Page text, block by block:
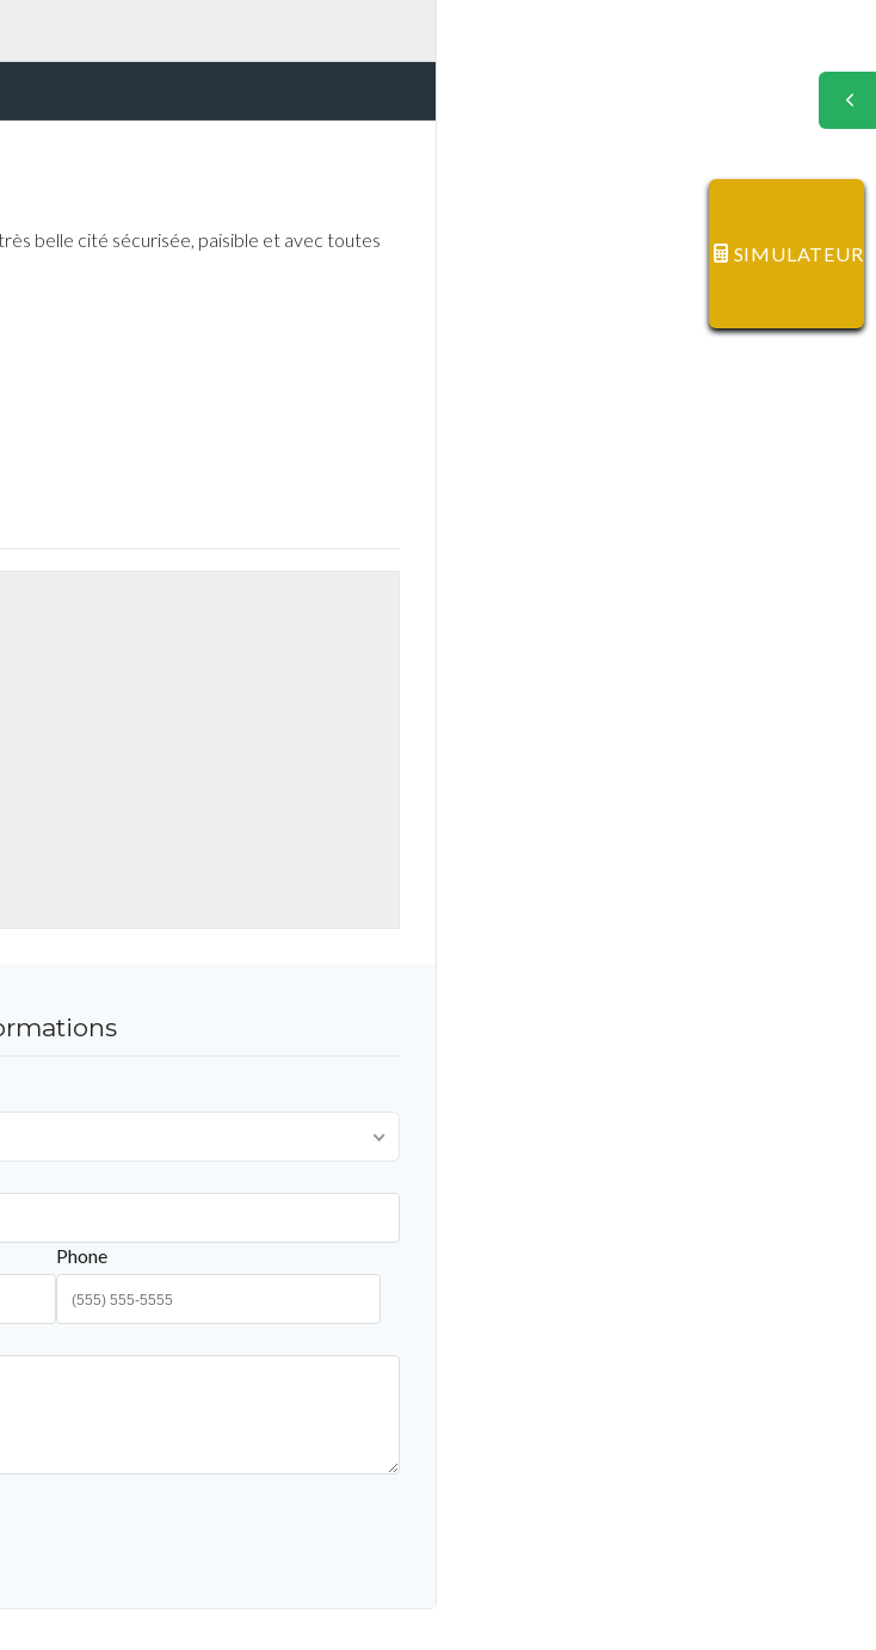
belle cité sécurisée, paisible et avec toutes
Phone
SIMULATEUR